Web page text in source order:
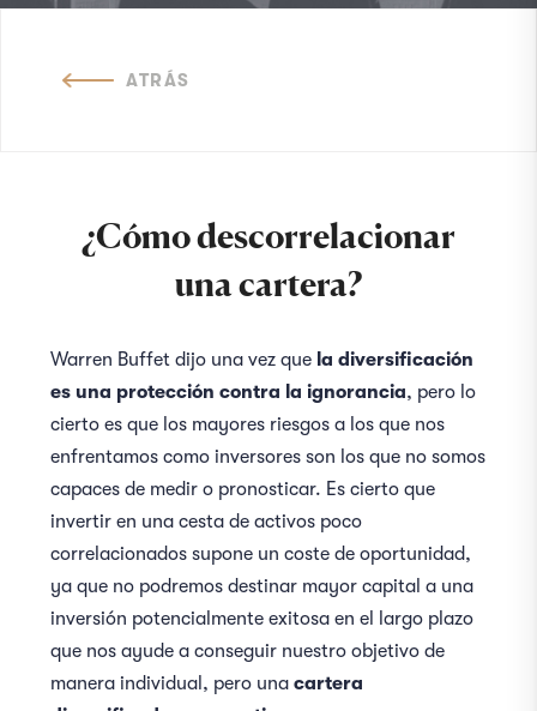
ATRÁS
¿Cómo descorrelacionar
una cartera?
Warren Buffet dijo una vez que la diversificación
es una protección contra la ignorancia, pero lo
cierto es que los mayores riesgos a los que nos
enfrentamos como inversores son los que no somos
capaces de medir o pronosticar. Es cierto que
invertir en una cesta de activos poco
correlacionados supone un coste de oportunidad,
ya que no podremos destinar mayor capital a una
inversión potencialmente exitosa en el largo plazo
que nos ayude a conseguir nuestro objetivo de
manera individual, pero unacartera